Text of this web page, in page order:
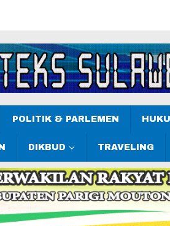
POLITIK & PARLEMEN
DIKBUD TRAVELING